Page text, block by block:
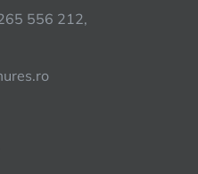
556 212,